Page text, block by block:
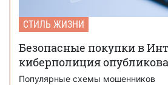
СТИЛЬ ЖИЗНИ
Безопасные покупки в
киберполиция
Популярные схемы мошенников